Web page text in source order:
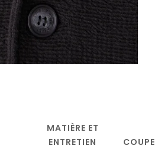
MATIÈRE ET
ENTRETIEN
COUPE